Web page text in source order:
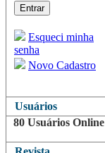
Esqueci minha
senha
Novo Cadastro
Usuários
80 Usuários Online